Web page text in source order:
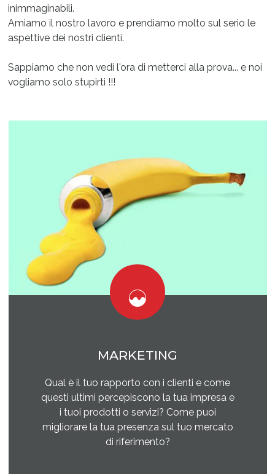
inimmaginabili.
Amiamo il nostro lavoro e prendiamo molto sul serio le
aspettive dei nostri clienti.
Sappiamo che non vedi l'ora di metterci alla prova... e noi
vogliamo solo stupirti !!!
MARKETING
Qual è il tuo rapporto con i clienti e come
questi ultimi percepiscono la tua impresa e
i tuoi prodotti o servizi? Come puoi
migliorare la tua presenza sul tuo mercato
di riferimento?